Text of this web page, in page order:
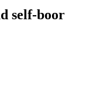
self-boor